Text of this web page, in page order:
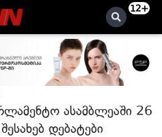
12+
ასამბლეაში 26
დებატები